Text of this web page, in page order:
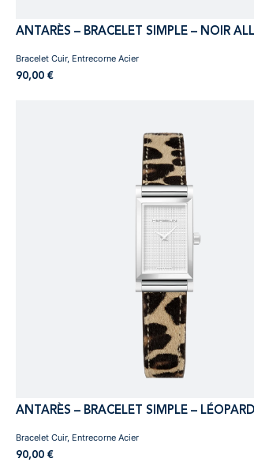
ANTARÈS – BRACELET SIMPLE – NOIR
90,00 €
Bracelet Cuir, Entrecorne Acier
ANTARÈS – BRACELET SIMPLE – LÉOPARD
90,00 €
Bracelet Cuir, Entrecorne Acier